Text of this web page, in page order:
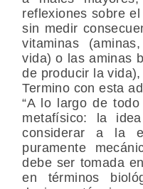
reflexiones sobre
sin medir
vitaminas
vida) o las aminas
de producir la
Termino con esta
“A lo largo de
metafísico: la
considerar a la
puramente
debe ser tomada
en términos